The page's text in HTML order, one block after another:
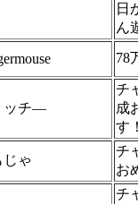
日
ん
78
ッチ―
チ
成
す
じゃ
チ
お
チ